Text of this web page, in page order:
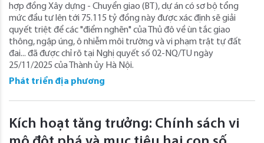
hợp đồng Xây dựng - Chuyển giao (BT), dự án có sơ bộ tổng
mức đầu tư lên tới 75.115 tỷ đồng này được xác định sẽ giải
quyết triệt để các "điểm nghẽn" của Thủ đô về ùn tắc giao
thông, ngập úng, ô nhiễm môi trường và vi phạm trật tự đất
đai... đã được chỉ rõ tại Nghị quyết số 02-NQ/TU ngày
25/11/2025 của Thành ủy Hà Nội.
Phát triển địa phương
Kích hoạt tăng trưởng: Chính sách vi